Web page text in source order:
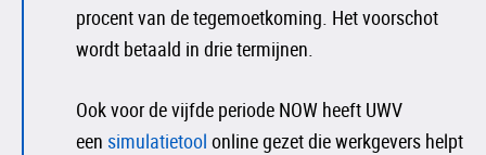
procent van de tegemoetkoming. Het voorschot
wordt betaald in drie termijnen.
Ook voor de vijfde periode NOW heeft UWV
een simulatietool online gezet die werkgevers helpt